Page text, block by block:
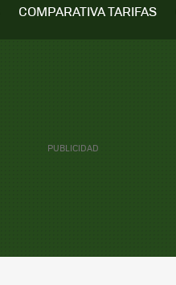
COMPARATIVA TARIFAS